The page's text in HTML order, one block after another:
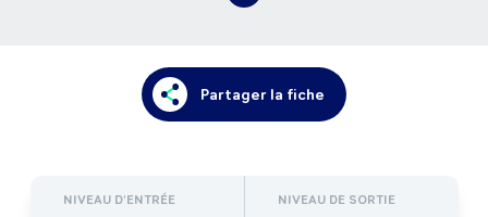
Partager la fiche
NIVEAU D'ENTRÉE NIVEAU DE SORTIE